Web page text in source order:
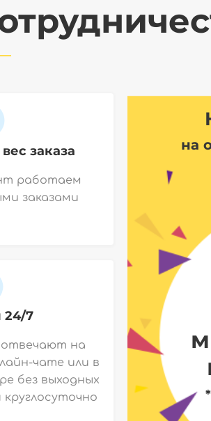
заказа
работаем
заказами
24/7
на
чате или в
без выходных
на